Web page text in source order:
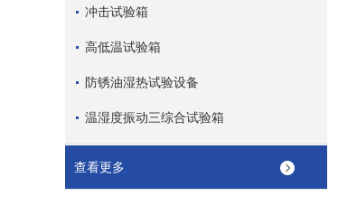
冲击试验箱
高低温试验箱
防锈油湿热试验设备
温湿度振动三综合试验箱
查看更多